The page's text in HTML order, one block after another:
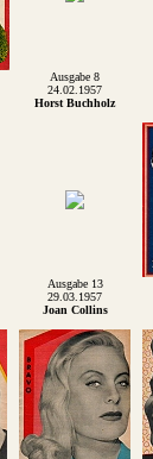
Ausgabe 8
24.02.1957
Horst Buchholz
Ausgabe 13
29.03.1957
Joan Collins